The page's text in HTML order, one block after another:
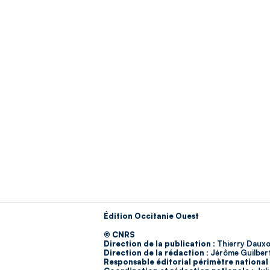
Édition Occitanie Ouest
© CNRS
Direction de la publication : Thierry
Direction de la rédaction : Jérôme
Responsable éditorial périmètre national